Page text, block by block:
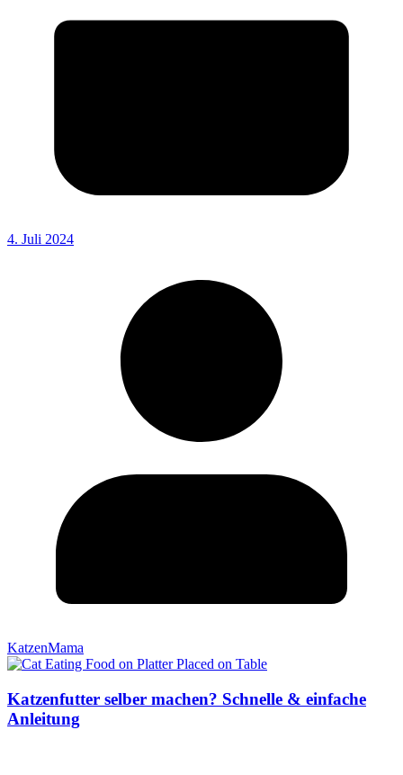
4. Juli 2024
KatzenMama
Katzenfutter selber machen? Schnelle & einfache
Anleitung